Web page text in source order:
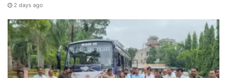
2 days ago